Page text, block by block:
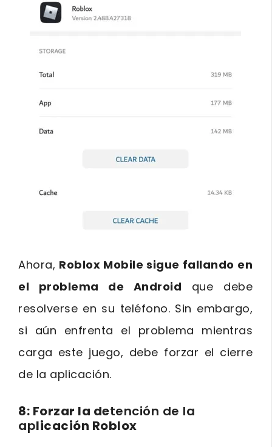
Ahora, Roblox Mobile sigue fallando en
el problema de Android que debe
resolverse en su teléfono. Sin embargo,
si aún enfrenta el problema mientras
carga este juego, debe forzar el cierre
de la aplicación.
8: Forzar la detención de la
aplicación Roblox